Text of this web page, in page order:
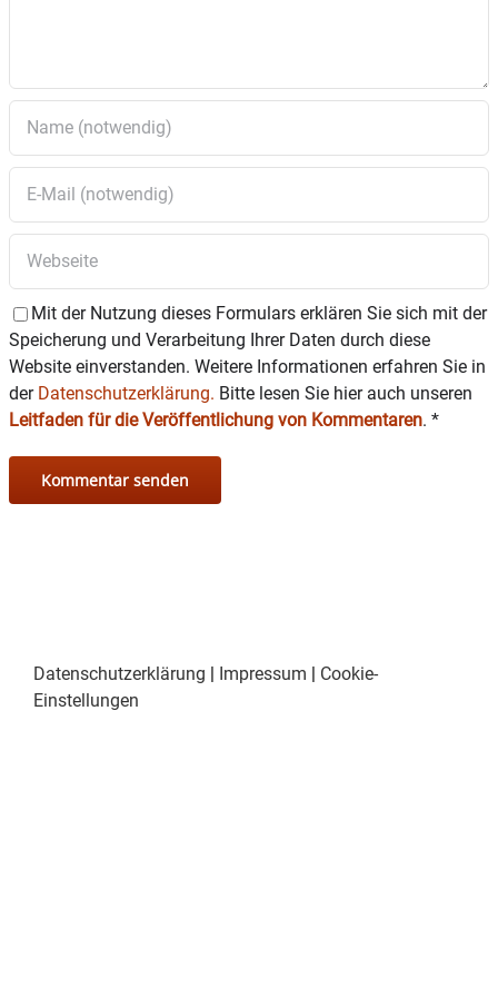
6. Landschaftspflege; Antrag des
Umweltreferenten Hans Urban auf Anlage einer
Allee aus Straßenbäumen an der aufgelassenen
Straße von Altdorf nach Aicha
7. Einrichtungen für Kinder und Jugendliche;
Übernahme von (Teil-)Einrichtungen des
8. Straßen; Sanierung der Westendstraße BA 01
(West); Antrag der CSU-Fraktion – Kanalneubau in
doppelwandiger Ausführung
(Wasserschutzgebietszone II)
(West); Fahrbahnsanierung
(Deckschichterneuerung) – Kostenschätzung
Anschließend findet eine nichtöffentliche Sitzung
Mit der Nutzung dieses Formulars erklären Sie sich mit der
Speicherung und Verarbeitung Ihrer Daten durch diese
Website einverstanden. Weitere Informationen erfahren Sie in
der Datenschutzerklärung. Bitte lesen Sie hier auch unseren
Leitfaden für die Veröffentlichung von Kommentaren. *
Datenschutzerklärung | Impressum | Cookie-
Einstellungen